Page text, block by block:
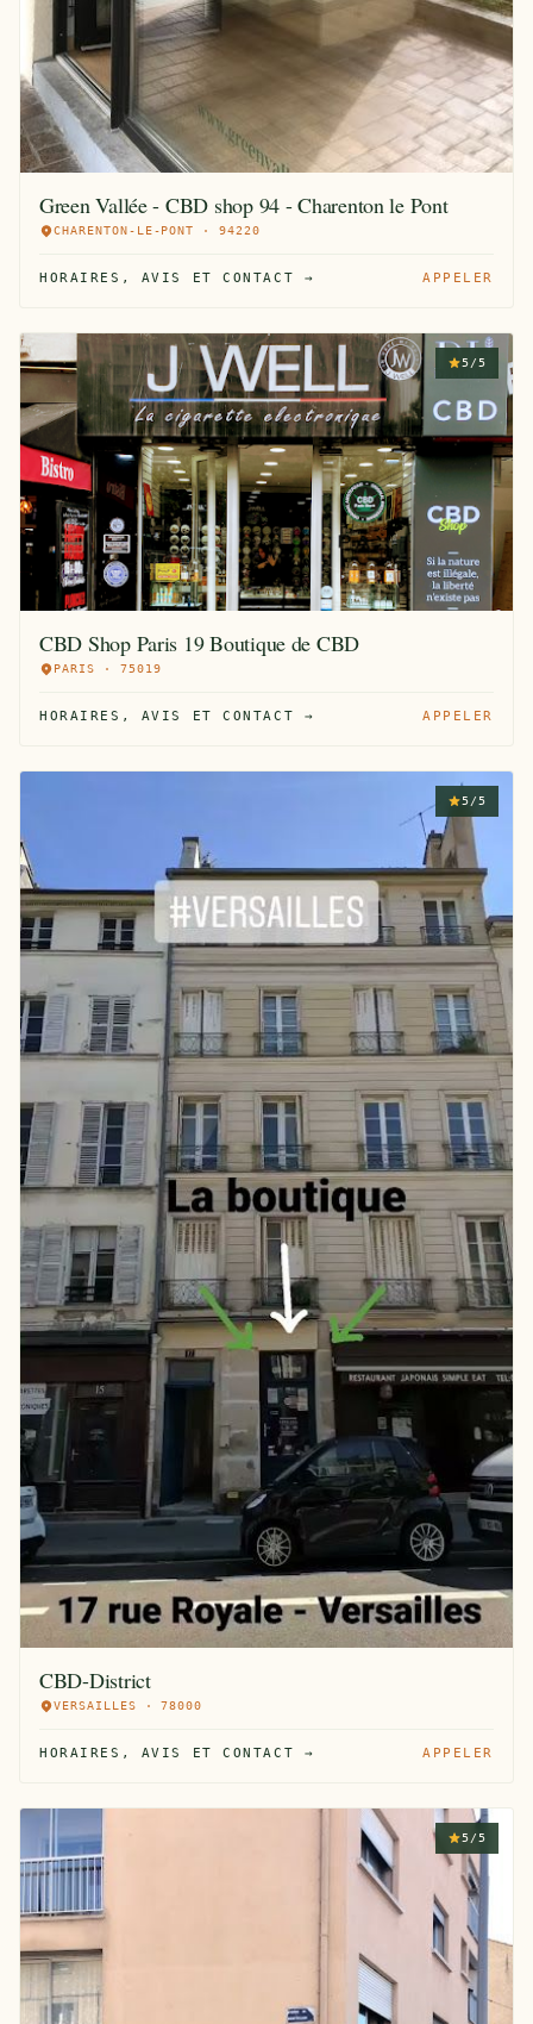
Green Vallée - CBD shop 94 - Charenton le Pont
CHARENTON-LE-PONT · 94220
HORAIRES, AVIS ET CONTACT → APPELER
5/5
CBD Shop Paris 19 Boutique de CBD
PARIS · 75019
HORAIRES, AVIS ET CONTACT → APPELER
5/5
CBD-District
VERSAILLES · 78000
HORAIRES, AVIS ET CONTACT → APPELER
5/5